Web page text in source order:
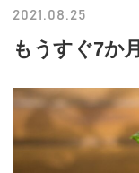
2021.08.25
もうすぐ7か月